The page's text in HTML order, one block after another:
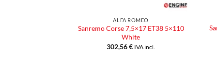
ALFA ROMEO
Sanremo Corse 7,5×17 ET38 5×110
White
302,56€ IVA incl.